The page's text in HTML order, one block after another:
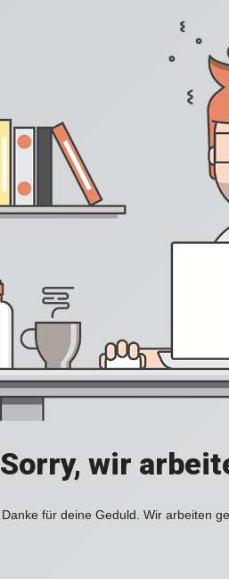
Sorry, wir
Danke für deine Geduld. Wir arbeiten